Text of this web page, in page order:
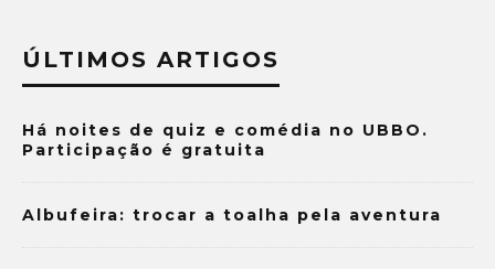
ÚLTIMOS ARTIGOS
Há noites de quiz e comédia no UBBO.
Participação é gratuita
Albufeira: trocar a toalha pela aventura